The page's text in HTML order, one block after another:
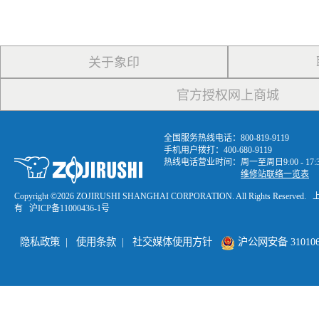
全国服务热线电话：800-819-9119
手机用户拨打：400-680-9119
热线电话营业时间：周一至周日9:00 -
维修站联络一览表
关于象印
官方授权网上商城
Copyright ©2026 ZOJIRUSHI SHANGHAI CORPORATION. All Rights Reserved.
有 沪ICP备11000436-1号
隐私政策 | 使用条款 | 社交媒体使用方针 沪公网安备